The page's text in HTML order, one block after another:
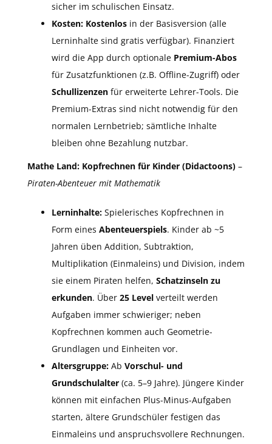
sicher im schulischen Einsatz.
Kosten: Kostenlos in der Basisversion (alle
Lerninhalte sind gratis verfügbar). Finanziert
wird die App durch optionale Premium-Abos
für Zusatzfunktionen (z.B. Offline-Zugriff) oder
Schullizenzen für erweiterte Lehrer-Tools. Die
Premium-Extras sind nicht notwendig für den
normalen Lernbetrieb; sämtliche Inhalte
bleiben ohne Bezahlung nutzbar.
Mathe Land: Kopfrechnen für Kinder (Didactoons) –
Piraten-Abenteuer mit Mathematik
Lerninhalte: Spielerisches Kopfrechnen in
Form eines Abenteuerspiels. Kinder ab ~5
Jahren üben Addition, Subtraktion,
Multiplikation (Einmaleins) und Division, indem
sie einem Piraten helfen, Schatzinseln zu
erkunden. Über 25 Level verteilt werden
Aufgaben immer schwieriger; neben
Kopfrechnen kommen auch Geometrie-
Grundlagen und Einheiten vor.
Altersgruppe: Ab Vorschul- und
Grundschulalter (ca. 5–9 Jahre). Jüngere Kinder
können mit einfachen Plus-Minus-Aufgaben
starten, ältere Grundschüler festigen das
Einmaleins und anspruchsvollere Rechnungen.